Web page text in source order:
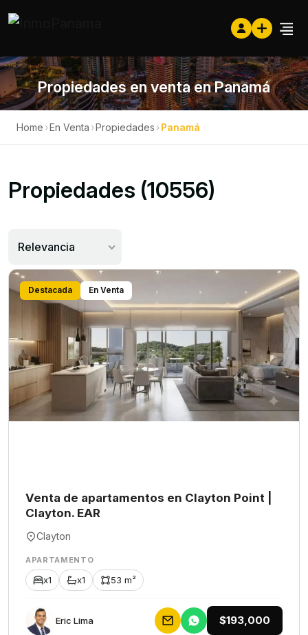
Propiedades en venta en Panamá
Home ›En Venta ›Propiedades ›Panamá
Propiedades (10556)
Relevancia
Destacada En Venta
Venta de apartamentos en Clayton Point |
Clayton. EAR
Clayton
APARTAMENTO
x1 x1 53 m²
Eric Lima $193,000